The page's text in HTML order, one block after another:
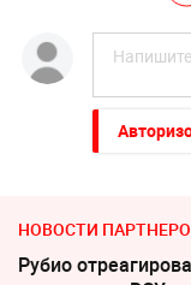
НОВОСТИ
Рубио